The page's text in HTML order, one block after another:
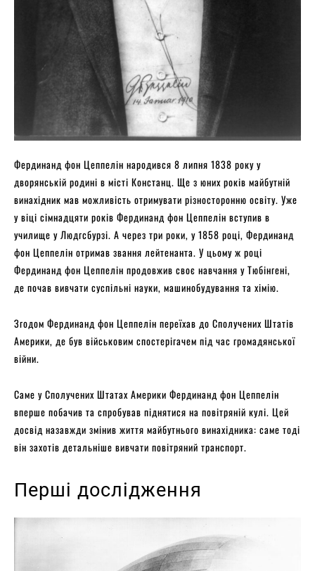
Фердинанд фон Цеппелін народився 8 липня 1838 року у
дворянській родині в місті Констанц. Ще з юних років майбутній
винахідник мав можливість отримувати різносторонню освіту. Уже
у віці сімнадцяти років Фердинанд фон Цеппелін вступив в
училище у Людгсбурзі. А через три роки, у 1858 році, Фердинанд
фон Цеппелін отримав звання лейтенанта. У цьому ж році
Фердинанд фон Цеппелін продовжив своє навчання у Тюбінгені,
де почав вивчати суспільні науки, машинобудування та хімію.
Згодом Фердинанд фон Цеппелін переїхав до Сполучених Штатів
Америки, де був військовим спостерігачем під час громадянської
війни.
Саме у Сполучених Штатах Америки Фердинанд фон Цеппелін
вперше побачив та спробував піднятися на повітряній кулі. Цей
досвід назавжди змінив життя майбутнього винахідника: саме тоді
він захотів детальніше вивчати повітряний транспорт.
Перші дослідження